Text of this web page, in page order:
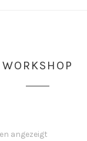
WORKSHOP
angezeigt